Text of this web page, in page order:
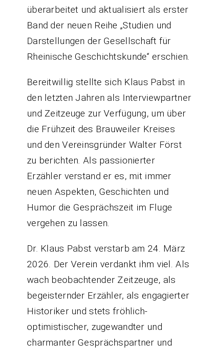
überarbeitet und aktualisiert als erster
Band der neuen Reihe „Studien und
Darstellungen der Gesellschaft für
Rheinische Geschichtskunde“ erschien.
Bereitwillig stellte sich Klaus Pabst in
den letzten Jahren als Interviewpartner
und Zeitzeuge zur Verfügung, um über
die Frühzeit des Brauweiler Kreises
und den Vereinsgründer Walter Först
zu berichten. Als passionierter
Erzähler verstand er es, mit immer
neuen Aspekten, Geschichten und
Humor die Gesprächszeit im Fluge
vergehen zu lassen.
Dr. Klaus Pabst verstarb am 24. März
2026. Der Verein verdankt ihm viel. Als
wach beobachtender Zeitzeuge, als
begeisternder Erzähler, als engagierter
Historiker und stets fröhlich-
optimistischer, zugewandter und
charmanter Gesprächspartner und